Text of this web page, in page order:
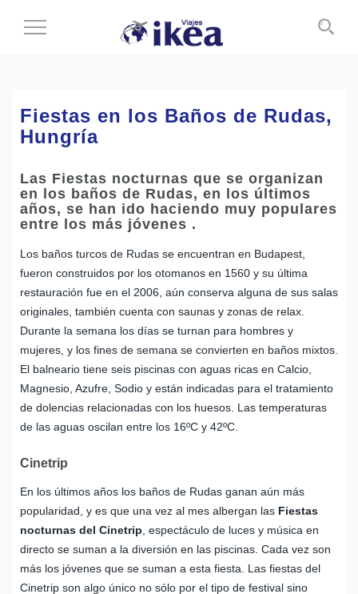
Cambiar
Fiestas en los Baños de Rudas,
Hungría
Las Fiestas nocturnas que se organizan
en los baños de Rudas, en los últimos
años, se han ido haciendo muy populares
entre los más jóvenes .
Los baños turcos de Rudas se encuentran en Budapest,
fueron construidos por los otomanos en 1560 y su última
restauración fue en el 2006, aún conserva alguna de sus salas
originales, también cuenta con saunas y zonas de relax.
Durante la semana los días se turnan para hombres y
mujeres, y los fines de semana se convierten en baños mixtos.
El balneario tiene seis piscinas con aguas ricas en Calcio,
Magnesio, Azufre, Sodio y están indicadas para el tratamiento
de dolencias relacionadas con los huesos. Las temperaturas
de las aguas oscilan entre los 16ºC y 42ºC.
Cinetrip
En los últimos años los baños de Rudas ganan aún más
popularidad, y es que una vez al mes albergan las Fiestas
nocturnas del Cinetrip , espectáculo de luces y música en
directo se suman a la diversión en las piscinas. Cada vez son
más los jóvenes que se suman a esta fiesta. Las fiestas del
Cinetrip son algo único no sólo por el tipo de festival sino